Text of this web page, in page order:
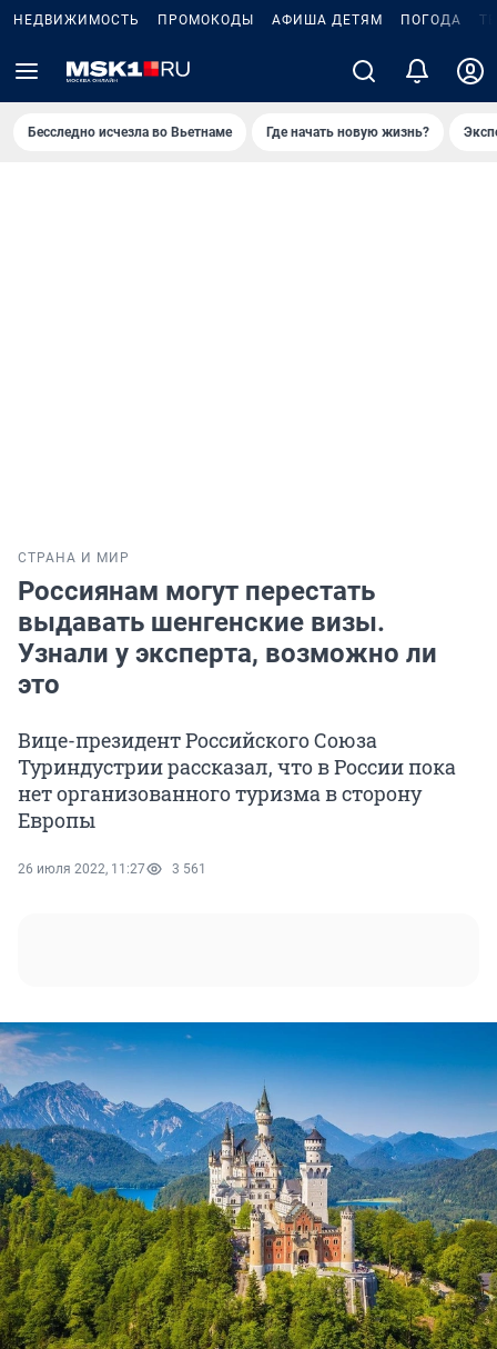
НЕДВИЖИМОСТЬ ПРОМОКОДЫ АФИША ДЕТЯМ ПОГОДА
Бесследно исчезла во Вьетнаме Где начать новую жизнь?
СТРАНА И МИР
Россиянам могут перестать
выдавать шенгенские визы.
Узнали у эксперта, возможно ли
это
Вице-президент Российского Союза
Туриндустрии рассказал, что в России пока
нет организованного туризма в сторону
Европы
26 июля 2022, 11:27 3 561